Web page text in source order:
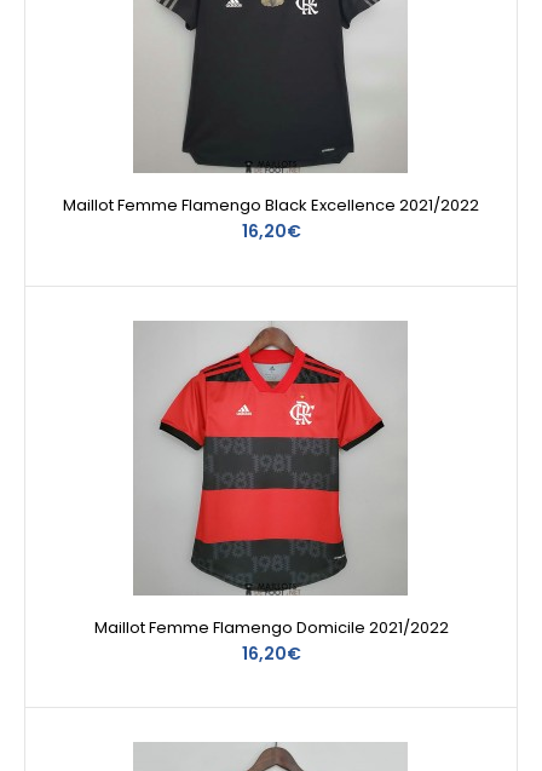
Maillot Femme Flamengo Black Excellence 2021/2022
16,20€
Maillot Femme Flamengo Domicile 2021/2022
16,20€